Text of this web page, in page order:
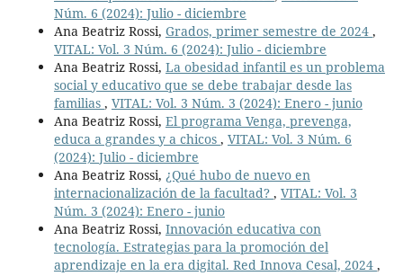
Núm. 6 (2024): Julio - diciembre
Ana Beatriz Rossi, Grados, primer semestre de 2024 ,
VITAL: Vol. 3 Núm. 6 (2024): Julio - diciembre
Ana Beatriz Rossi, La obesidad infantil es un problema
social y educativo que se debe trabajar desde las
familias , VITAL: Vol. 3 Núm. 3 (2024): Enero - junio
Ana Beatriz Rossi, El programa Venga, prevenga,
educa a grandes y a chicos , VITAL: Vol. 3 Núm. 6
(2024): Julio - diciembre
Ana Beatriz Rossi, ¿Qué hubo de nuevo en
internacionalización de la facultad? , VITAL: Vol. 3
Núm. 3 (2024): Enero - junio
Ana Beatriz Rossi, Innovación educativa con
tecnología. Estrategias para la promoción del
aprendizaje en la era digital. Red Innova Cesal, 2024 ,